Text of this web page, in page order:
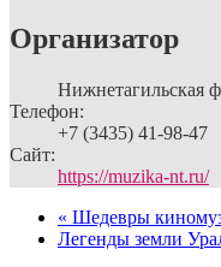
Организатор
Нижнетагильская
Телефон:
+7 (3435) 41-98-47
Сайт:
https://muzika-nt.ru/
« Шедевры
Легенды земли